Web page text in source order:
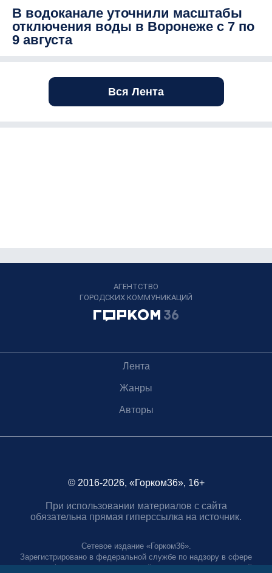
В водоканале уточнили масштабы
отключения воды в Воронеже с 7 по
9 августа
Вся Лента
АГЕНТСТВО
ГОРОДСКИХ КОММУНИКАЦИЙ
Лента
Жанры
Авторы
© 2016-2026, «Горком36», 16+
При использовании материалов с сайта
обязательна прямая гиперссылка на источник.
Сетевое издание «Горком36».
Зарегистрировано в федеральной службе по надзору в сфере
связи, информационных технологий и массовых коммуникаций.